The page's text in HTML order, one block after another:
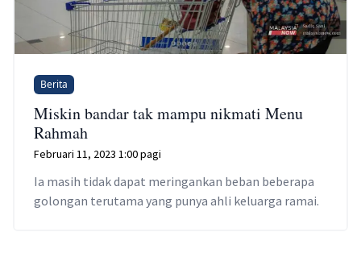
Berita
Miskin bandar tak mampu nikmati Menu
Rahmah
Februari 11, 2023 1:00 pagi
Ia masih tidak dapat meringankan beban beberapa
golongan terutama yang punya ahli keluarga ramai.